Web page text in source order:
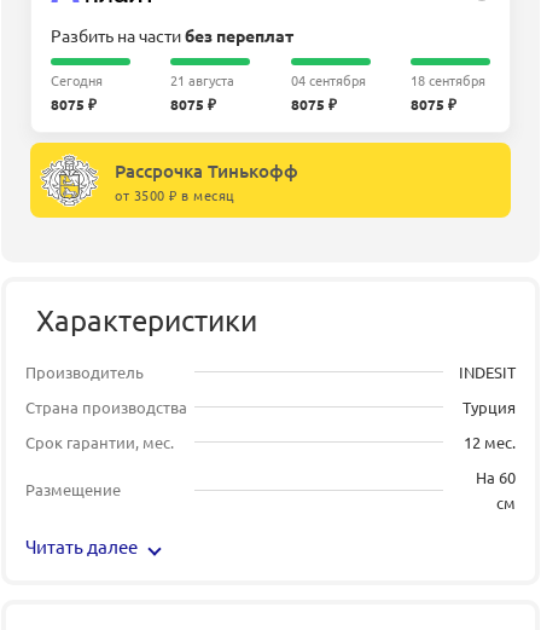
Разбить на частибез переплат
Сегодня
8075 ₽
21 августа
8075 ₽
04 сентября
8075 ₽
18 сентября
8075 ₽
Рассрочка Тинькофф
от 3500 ₽ в месяц
Характеристики
Производитель
INDESIT
Страна производства
Турция
Срок гарантии, мес.
12 мес.
Размещение
На 60
см
Читать далее